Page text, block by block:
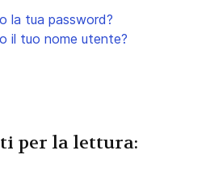
la tua password?
il tuo nome utente?
per la lettura: